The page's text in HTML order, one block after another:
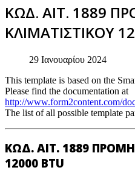
ΚΩΔ. ΑΙΤ. 1889
ΚΛΙΜΑΤΙΣΤΙΚΟΥ
29 Ιανουαρίου 2024
This template is based on the
Please find the documentation at
http://www.form2content.com/
The list of all possible template
ΚΩΔ. ΑΙΤ. 1889
12000 BTU